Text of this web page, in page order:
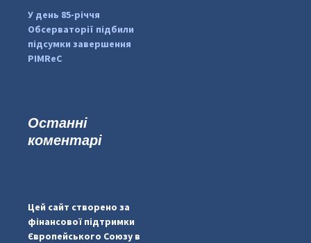
У день 85-річчя
Обсерваторії підбили
підсумки завершення
PIMReC
Останні
коментарі
Цей сайт створено за
фінансової підтримки
Європейського Союзу в